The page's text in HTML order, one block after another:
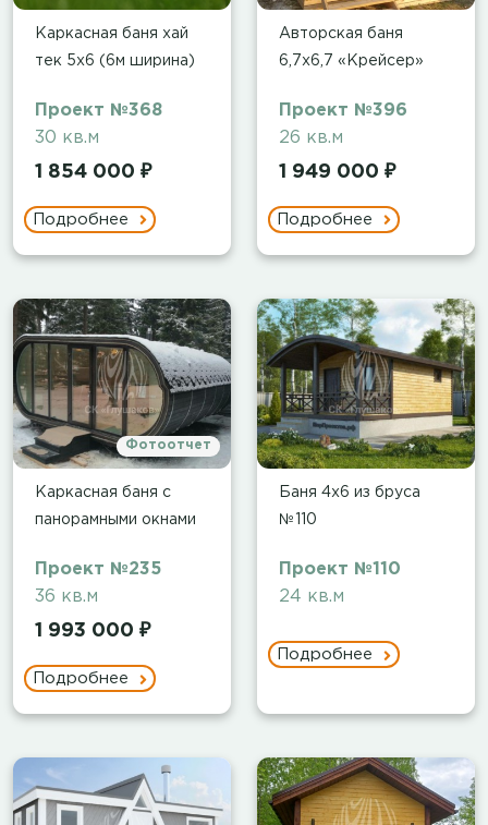
Каркасная баня хай
тек 5х6 (6м ширина)
Проект №368
30 кв.м
1 854 000 ₽
Подробнее
Авторская баня
6,7х6,7 «Крейсер»
Проект №396
26 кв.м
1 949 000 ₽
Подробнее
Фотоотчет
Каркасная баня с
панорамными окнами
Проект №235
36 кв.м
1 993 000 ₽
Подробнее
Баня 4х6 из бруса
№110
Проект №110
24 кв.м
Подробнее